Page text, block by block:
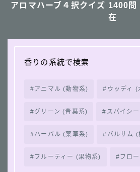
アロマハーブ４択クイズ 1400
在
香りの系統で検索
アニマル (動物系) ウッディ (
グリーン (青葉系) スパイシ
ハーバル (薬草系) バルサム (
フルーティー (果物系) フロ